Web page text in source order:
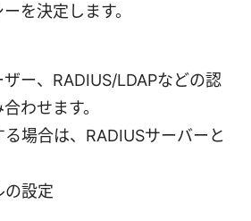
を決定します。
ー、RADIUS/LDAPなどの認
わせます。
場合は、RADIUSサーバーと
の設定